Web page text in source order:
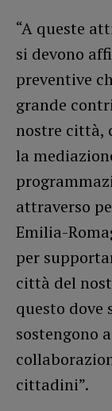
“A queste
si devono
preventive
grande
nostre città,
la
attraverso
Emilia-
per
città del
questo dove
sostengono
cittadini”.